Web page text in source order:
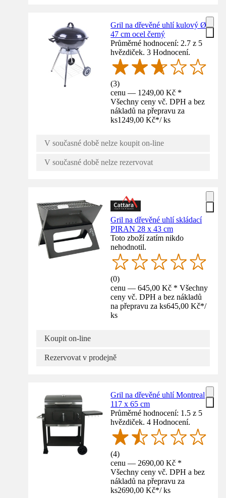
Gril na dřevěné uhlí kulový Ø
47 cm ocel černý
Průměrné hodnocení: 2.7 z 5
hvězdiček. 3 Hodnocení.
(3)
cenu — 1249,00 Kč *
Všechny ceny vč. DPH a bez
nákladů na přepravu za
ks1249,00 Kč*/ ks
V současné době nelze koupit on-line
V současné době nelze rezervovat
Gril na dřevěné uhlí skládací
PIRAN 28 x 43 cm
Toto zboží zatím nikdo
nehodnotil.
(0)
cenu — 645,00 Kč * Všechny
ceny vč. DPH a bez nákladů
na přepravu za ks645,00 Kč*/
ks
Koupit on-line
Rezervovat v prodejně
Gril na dřevěné uhlí Montreal
117 x 65 cm
Průměrné hodnocení: 1.5 z 5
hvězdiček. 4 Hodnocení.
(4)
cenu — 2690,00 Kč *
Všechny ceny vč. DPH a bez
nákladů na přepravu za
ks2690,00 Kč*/ ks